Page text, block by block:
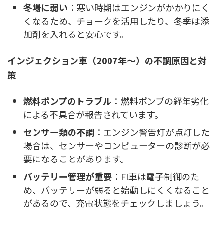
冬場に弱い ：寒い時期はエンジンがかかりにく
くなるため、チョークを活用したり、冬季は添
加剤を入れると安心です。
インジェクション車（2007年～）の不調原因と対
策
燃料ポンプのトラブル ：燃料ポンプの経年劣化
による不具合が報告されています。
センサー類の不調 ：エンジン警告灯が点灯した
場合は、センサーやコンピューターの診断が必
要になることがあります。
バッテリー管理が重要 ：FI車は電子制御のた
め、バッテリーが弱ると始動しにくくなること
があるので、充電状態をチェックしましょう。